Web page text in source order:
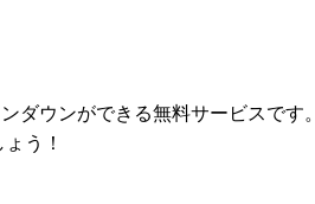
ダウンができる無料サービスです。
う！